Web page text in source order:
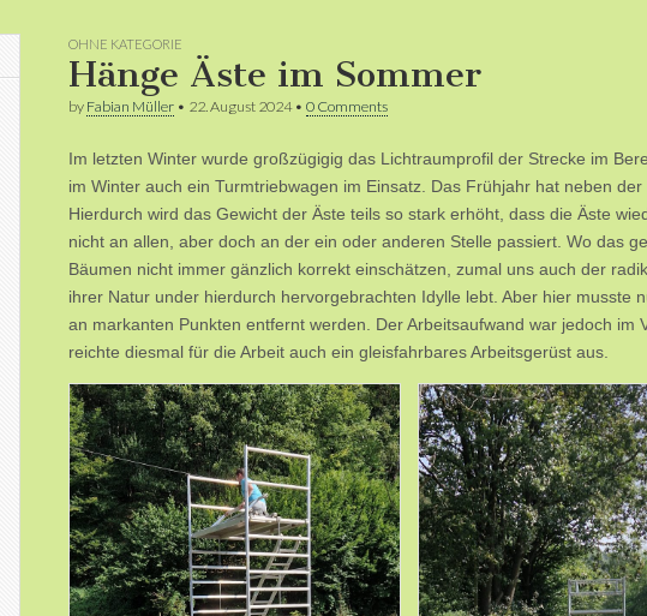
OHNE KATEGORIE
Hänge Äste im Sommer
by Fabian Müller • 22. August 2024• 0 Comments
Im letzten Winter wurde großzügigig das Lichtraumprofil der Strecke im
im Winter auch ein Turmtriebwagen im Einsatz. Das Frühjahr hat neben
Hierdurch wird das Gewicht der Äste teils so stark erhöht, dass die Äste
nicht an allen, aber doch an der ein oder anderen Stelle passiert. Wo das
Bäumen nicht immer gänzlich korrekt einschätzen, zumal uns auch der
ihrer Natur under hierdurch hervorgebrachten Idylle lebt. Aber hier musste
an markanten Punkten entfernt werden. Der Arbeitsaufwand war jedoch
reichte diesmal für die Arbeit auch ein gleisfahrbares Arbeitsgerüst aus.